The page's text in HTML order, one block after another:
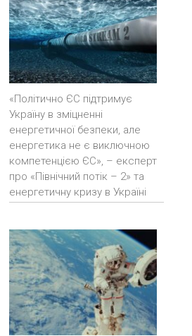
«Політично ЄС підтримує
Україну в зміцненні
енергетичної безпеки, але
енергетика не є виключною
компетенцією ЄС», – експерт
про «Північний потік – 2» та
енергетичну кризу в Україні